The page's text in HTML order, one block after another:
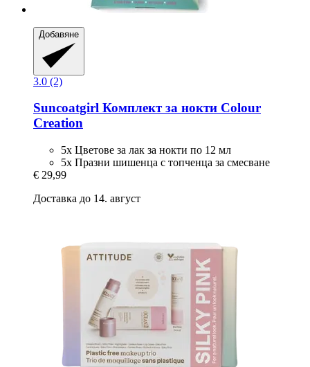
Добавяне
3.0 (2)
Suncoatgirl Комплект за нокти Colour
Creation
5x Цветове за лак за нокти по 12 мл
5x Празни шишенца с топченца за смесване
€ 29,99
Доставка до 14. август